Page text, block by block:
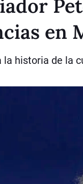
en
la historia de la